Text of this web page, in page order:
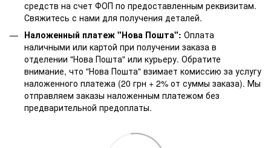
средств на счет ФОП по предоставленным реквизитам.
Свяжитесь с нами для получения деталей.
Наложенный платеж "Нова Пошта": Оплата
наличными или картой при получении заказа в
отделении "Нова Пошта" или курьеру. Обратите
внимание, что "Нова Пошта" взимает комиссию за услугу
наложенного платежа (20 грн + 2% от суммы заказа). Мы
отправляем заказы наложенным платежом без
предварительной предоплаты.